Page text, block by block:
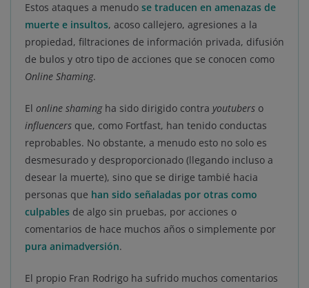
Estos ataques a menudo se traducen en amenazas de
muerte e insultos, acoso callejero, agresiones a la
propiedad, filtraciones de información privada, difusión
de bulos y otro tipo de acciones que se conocen como
Online Shaming.
El online shamingha sido dirigido contra youtubers o
influencers que, como Fortfast, han tenido conductas
reprobables. No obstante, a menudo esto no solo es
desmesurado y desproporcionado (llegando incluso a
desear la muerte), sino que se dirige tambié hacia
personas que han sido señaladas por otras como
culpables de algo sin pruebas, por acciones o
comentarios de hace muchos años o simplemente por
pura animadversión.
El propio Fran Rodrigo ha sufrido muchos comentarios